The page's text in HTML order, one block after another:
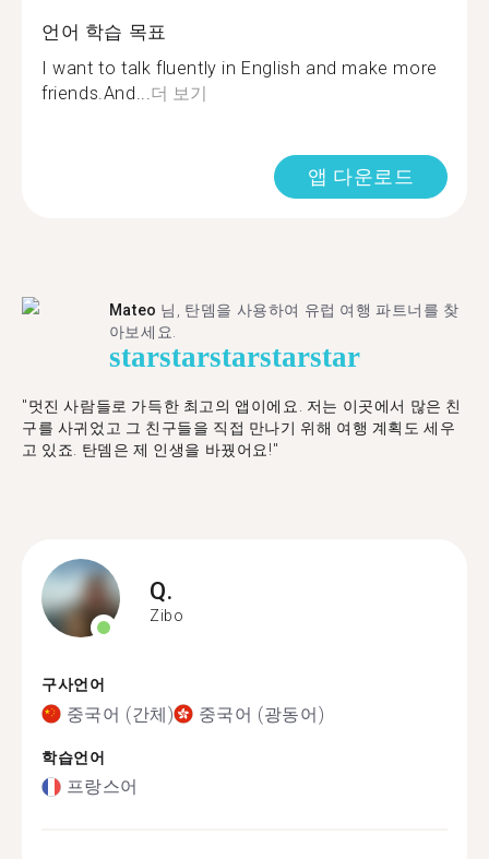
언어 학습 목표
I want to talk fluently in English and make more
friends.And...더 보기
앱 다운로드
Mateo 님, 탄뎀을 사용하여 유럽 여행 파트너를 찾
아보세요.
starstarstarstarstar
"멋진 사람들로 가득한 최고의 앱이에요. 저는 이곳에서 많은 친
구를 사귀었고 그 친구들을 직접 만나기 위해 여행 계획도 세우
고 있죠. 탄뎀은 제 인생을 바꿨어요!"
Q.
Zibo
구사언어
중국어 (간체) 중국어 (광동어)
학습언어
프랑스어